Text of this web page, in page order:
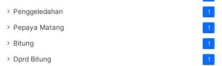
Penggeledahan 1
Pepaya Matang 1
Bitung 1
Dprd Bitung 1